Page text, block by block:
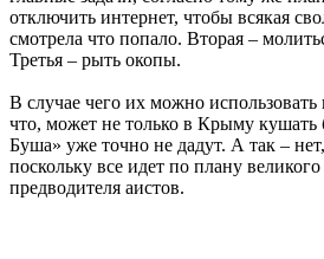
отключить интернет, чтобы всякая
смотрела что попало. Вторая –
Третья – рыть окопы.
В случае чего их можно
что, может не только в Крыму кушать
Буша» уже точно не дадут. А так –
поскольку все идет по плану
предводителя аистов.